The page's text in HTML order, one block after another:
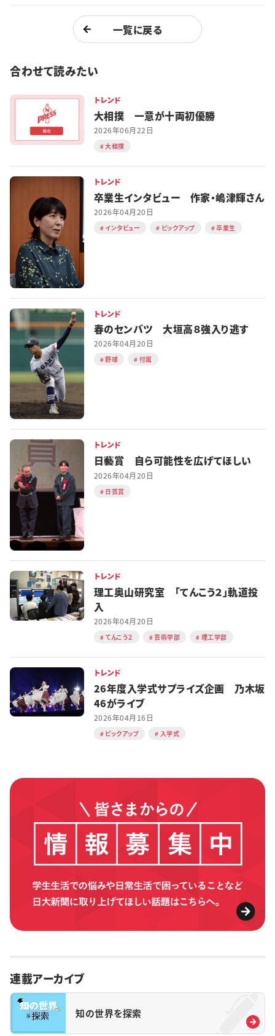
一覧に戻る
合わせて読みたい
トレンド
大相撲 一意が十両初優勝
2026年06月22日
大相撲
トレンド
卒業生インタビュー 作家・嶋津輝さん
2026年04月20日
インタビュー ピックアップ 卒業生
トレンド
春のセンバツ 大垣高８強入り逃す
2026年04月20日
野球 付属
トレンド
日藝賞 自ら可能性を広げてほしい
2026年04月20日
日芸賞
トレンド
理工奥山研究室 「てんこう２」軌道投
入
2026年04月20日
てんこう２ 芸術学部 理工学部
トレンド
26年度入学式サプライズ企画 乃木坂
46がライブ
2026年04月16日
ピックアップ 入学式
連載アーカイブ
知の世界を探索